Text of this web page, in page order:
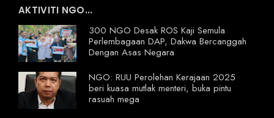
AKTIVITI NGO...
300 NGO Desak ROS Kaji Semula
Perlembagaan DAP, Dakwa Bercanggah
Dengan Asas Negara
NGO: RUU Perolehan Kerajaan 2025
beri kuasa mutlak menteri, buka pintu
rasuah mega